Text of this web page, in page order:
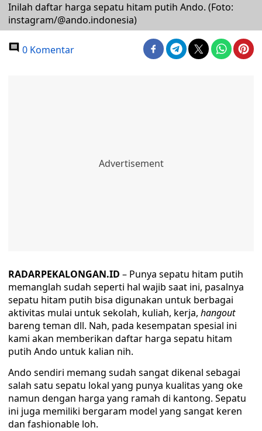
Inilah daftar harga sepatu hitam putih Ando. (Foto:
instagram/@ando.indonesia)
0 Komentar
RADARPEKALONGAN.ID – Punya sepatu hitam putih
memanglah sudah seperti hal wajib saat ini, pasalnya
sepatu hitam putih bisa digunakan untuk berbagai
aktivitas mulai untuk sekolah, kuliah, kerja, hangout
bareng teman dll. Nah, pada kesempatan spesial ini
kami akan memberikan daftar harga sepatu hitam
putih Ando untuk kalian nih.
Ando sendiri memang sudah sangat dikenal sebagai
salah satu sepatu lokal yang punya kualitas yang oke
namun dengan harga yang ramah di kantong. Sepatu
ini juga memiliki bergaram model yang sangat keren
dan fashionable loh.